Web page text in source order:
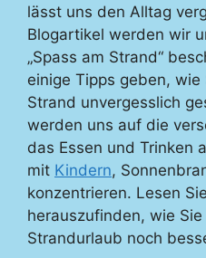
lässt uns den Alltag
Blogartikel werden wir
„Spass am Strand“
einige Tipps geben, wie
Strand unvergesslich
werden uns auf die
das Essen und Trinken
mit Kindern,
konzentrieren. Lesen
herauszufinden, wie
Strandurlaub noch